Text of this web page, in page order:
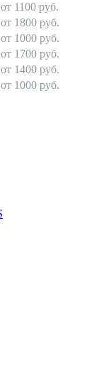
от 1100 руб.
от 1800 руб.
от 1000 руб.
от 1700 руб.
от 1400 руб.
от 1000 руб.